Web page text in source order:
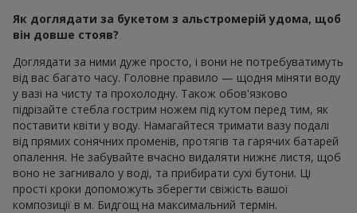
Як доглядати за букетом з альстромерій удома, щоб
він довше стояв?
Доглядати за ними дуже просто, і вони не потребуватимуть
від вас багато часу. Головне правило — щодня міняти воду
у вазі на чисту та прохолодну. Також обов'язково
підрізайте стебла гострим ножем під кутом перед тим, як
поставити квіти у воду. Намагайтеся тримати вазу подалі
від прямих сонячних променів, протягів та гарячих батарей
опалення. Не забувайте вчасно видаляти нижнє листя, щоб
воно не загнивало у воді, та прибирати сухі бутони. Ці
прості кроки допоможуть зберегти свіжість вашої
композиції в м. Бидгощ на максимальний термін.